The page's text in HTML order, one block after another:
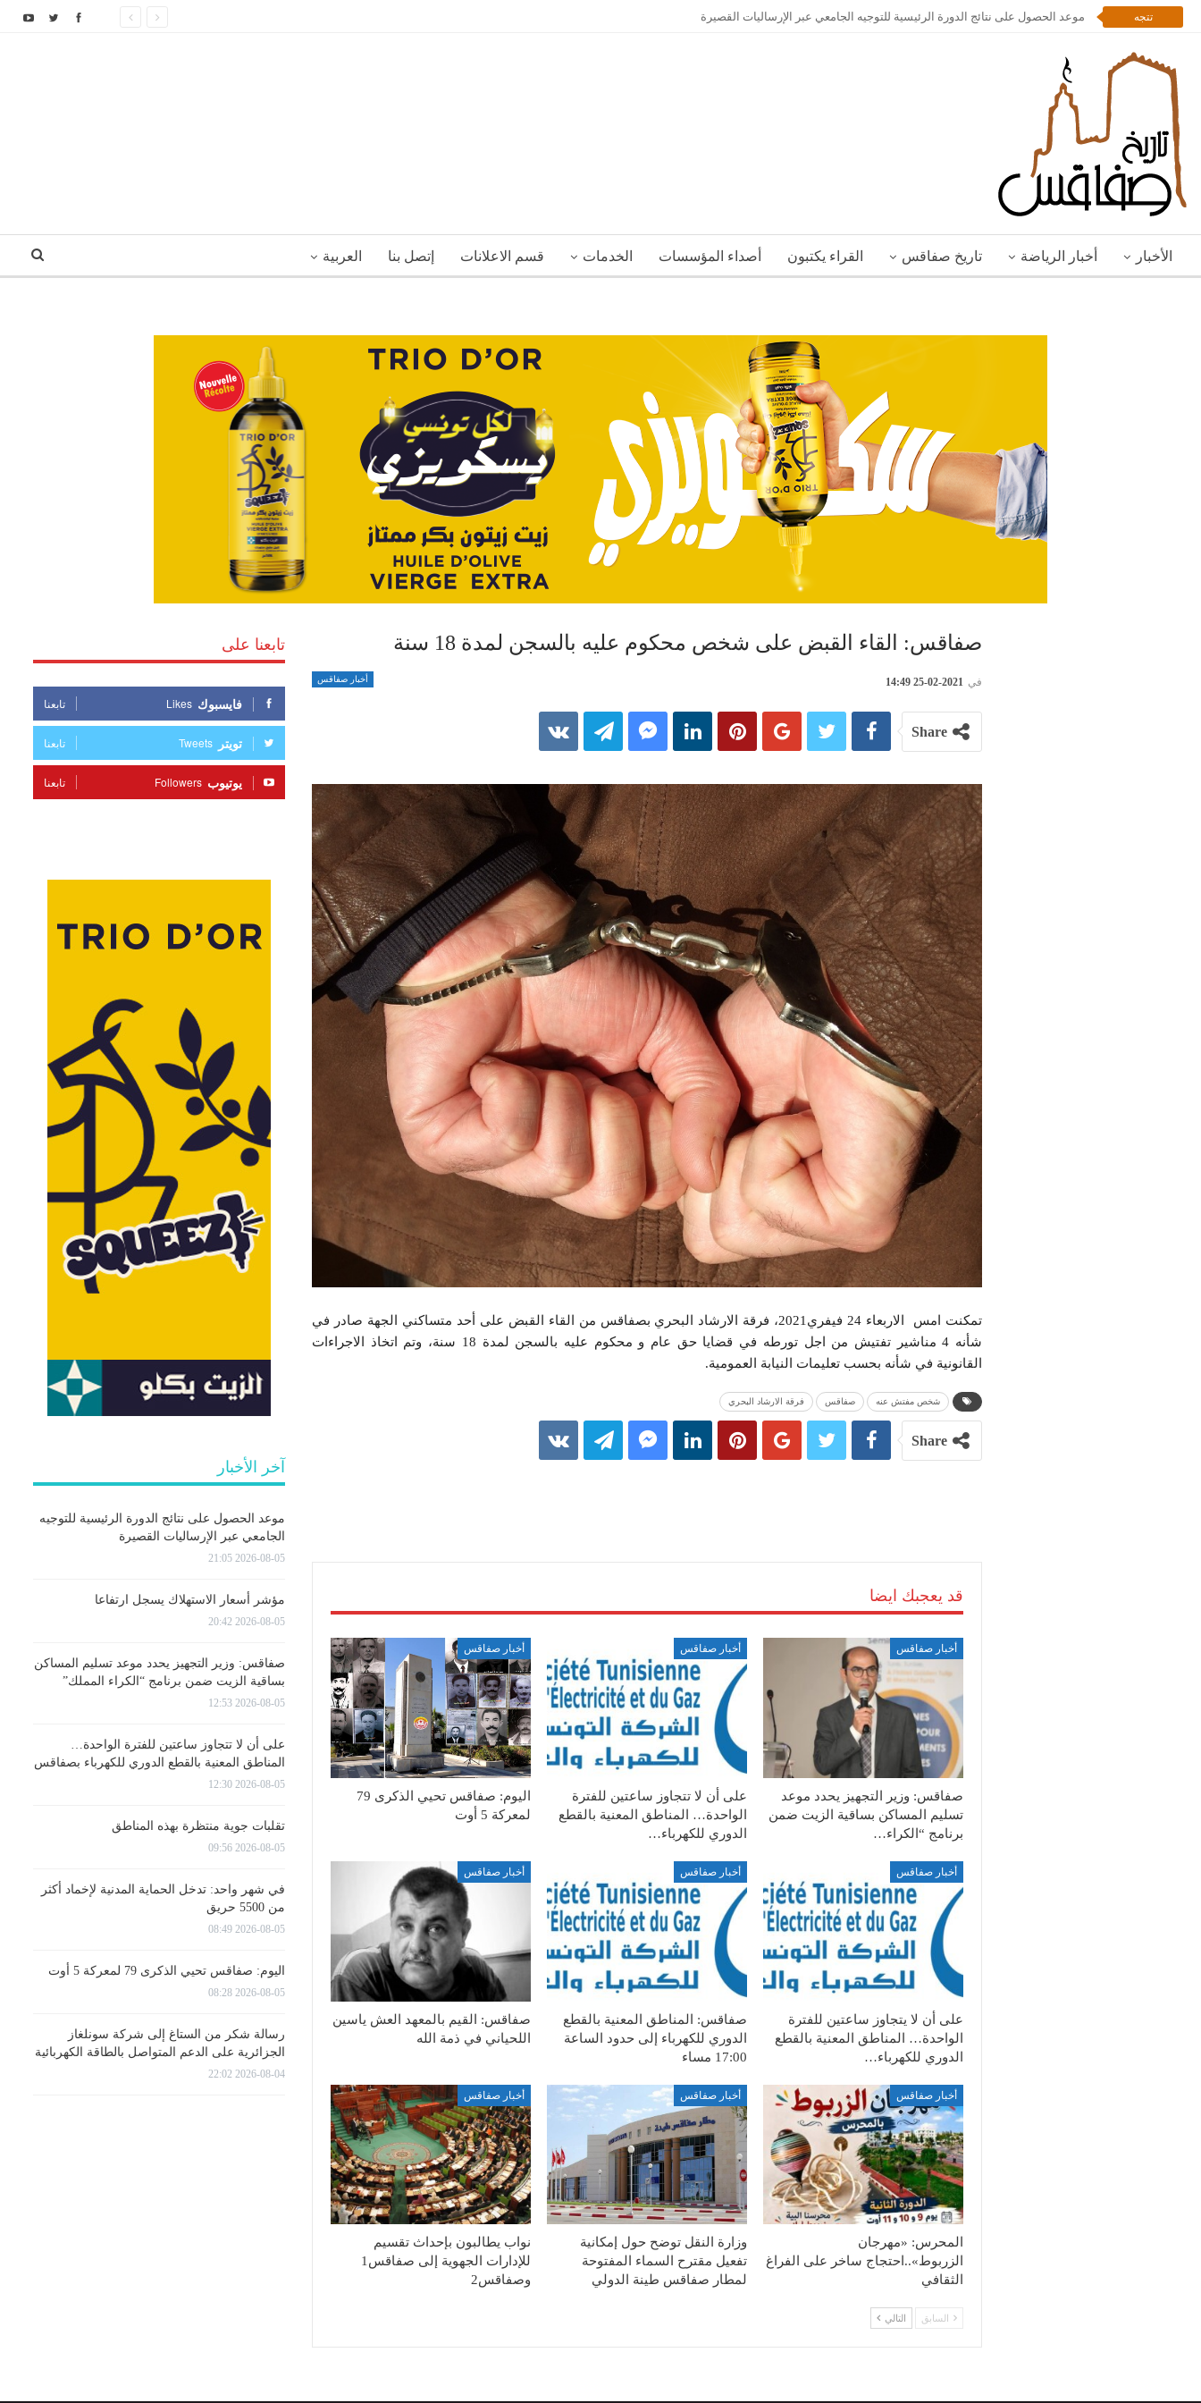
تتجه موعد الحصول على نتائج الدورة الرئيسية للتوجيه الجامعي عبر الإرساليات القصيرة
الأخبار أخبار الرياضة تاريخ صفاقس القراء يكتبون أصداء المؤسسات الخدمات قسم الاعلانات إتصل بنا العربية
صفاقس: القاء القبض على شخص محكوم عليه بالسجن لمدة 18 سنة
أخبار صفاقس في 2021-02-25 14:49
Share
تمكنت امس الاربعاء 24 فيفري2021، فرقة الارشاد البحري بصفاقس من القاء القبض على أحد متساكني الجهة صادر في
شأنه 4 مناشير تفتيش من اجل تورطه في قضايا حق عام و محكوم عليه بالسجن لمدة 18 سنة، وتم اتخاذ الاجراءات
القانونية في شأنه بحسب تعليمات النيابة العمومية.
شخص مفتش عنه صفاقس فرقة الارشاد البحري
Share
قد يعجبك ايضا
أخبار صفاقس
صفاقس: وزير التجهيز يحدد موعد
تسليم المساكن بساقية الزيت ضمن
برنامج “الكراء…
أخبار صفاقس
على أن لا تتجاوز ساعتين للفترة
الواحدة… المناطق المعنية بالقطع
الدوري للكهرباء…
أخبار صفاقس
اليوم: صفاقس تحيي الذكرى 79
لمعركة 5 أوت
أخبار صفاقس
على أن لا يتجاوز ساعتين للفترة
الواحدة… المناطق المعنية بالقطع
الدوري للكهرباء…
أخبار صفاقس
صفاقس: المناطق المعنية بالقطع
الدوري للكهرباء إلى حدود الساعة
17:00 مساء
أخبار صفاقس
صفاقس: القيم بالمعهد العش ياسين
اللحياني في ذمة الله
أخبار صفاقس
المحرس: «مهرجان
الزربوط»..احتجاج ساخر على الفراغ
الثقافي
أخبار صفاقس
وزارة النقل توضح حول إمكانية
تفعيل مقترح السماء المفتوحة
لمطار صفاقس طينة الدولي
أخبار صفاقس
نواب يطالبون بإحداث تقسيم
للإدارات الجهوية إلى صفاقس1
وصفاقس2
السابق التالي
تابعنا على
فايسبوك Likes تابعنا
تويتر Tweets تابعنا
يوتيوب Followers تابعنا
آخر الأخبار
موعد الحصول على نتائج الدورة الرئيسية للتوجيه
الجامعي عبر الإرساليات القصيرة
2026-08-05 21:05
مؤشر أسعار الاستهلاك يسجل ارتفاعا
2026-08-05 20:42
صفاقس: وزير التجهيز يحدد موعد تسليم المساكن
بساقية الزيت ضمن برنامج “الكراء المملك”
2026-08-05 12:53
على أن لا تتجاوز ساعتين للفترة الواحدة…
المناطق المعنية بالقطع الدوري للكهرباء بصفاقس
2026-08-05 12:30
تقلبات جوية منتظرة بهذه المناطق
2026-08-05 09:56
في شهر واحد: تدخل الحماية المدنية لإخماد أكثر
من 5500 حريق
2026-08-05 08:49
اليوم: صفاقس تحيي الذكرى 79 لمعركة 5 أوت
2026-08-05 08:28
رسالة شكر من الستاغ إلى شركة سونلغاز
الجزائرية على الدعم المتواصل بالطاقة الكهربائية
2026-08-04 22:02